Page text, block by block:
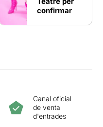
confirmar
Canal oficial
de venta
d'entrades